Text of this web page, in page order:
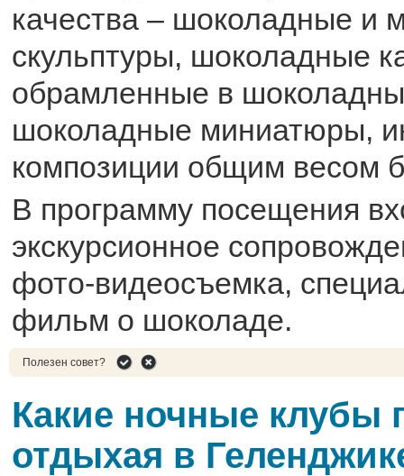
качества – шоколадные и
скульптуры, шоколадные
обрамленные в
шоколадные миниатюры,
композиции общим весом
В программу посещения
экскурсионное
фото-видеосъемка,
фильм о шоколаде.
Полезен совет?
Какие ночные клубы
отдыхая в